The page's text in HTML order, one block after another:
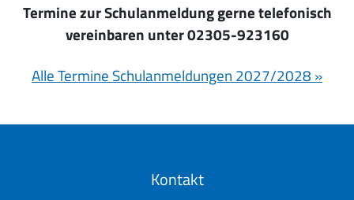
Termine zur Schulanmeldung gerne telefonisch
vereinbaren unter 02305-923160
Alle Termine Schulanmeldungen 2027/2028 »
Kontakt